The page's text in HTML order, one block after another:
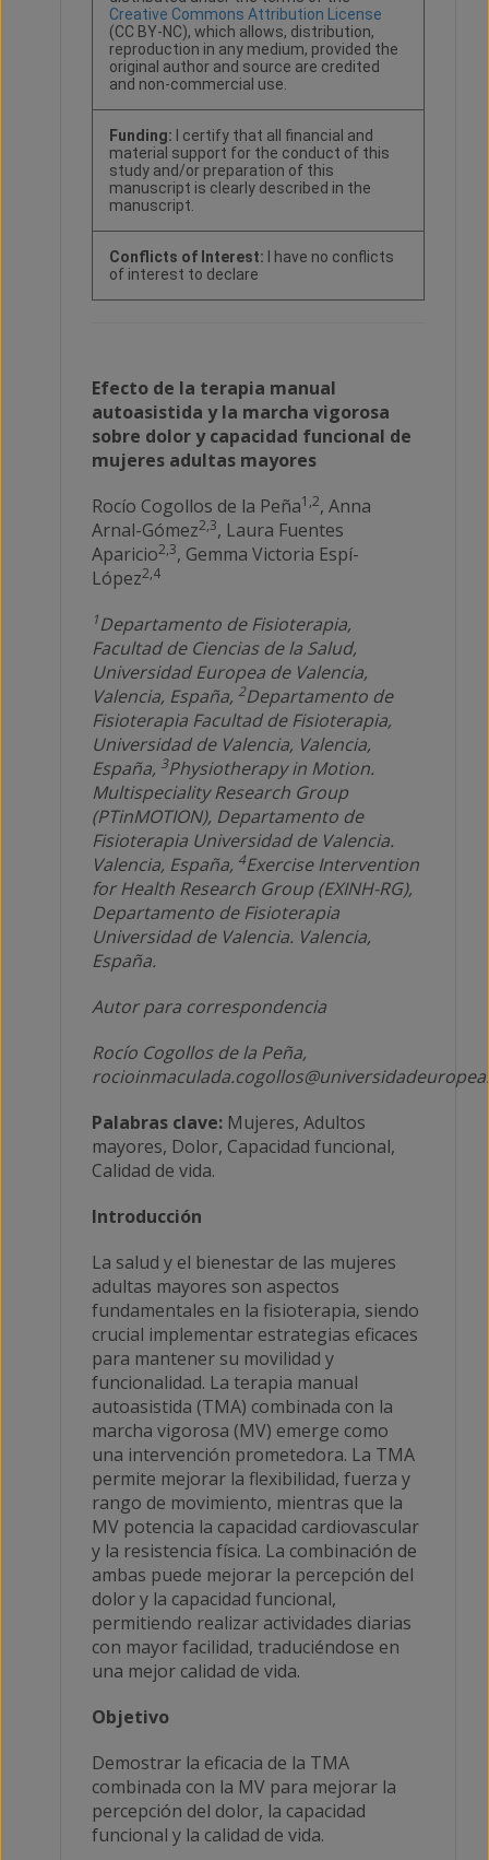
Creative Commons Attribution License
(CC BY-NC), which allows, distribution,
reproduction in any medium, provided the
original author and source are credited
and non-commercial use.
Funding:
I certify that all financial and
material support for the conduct of this
study and/or preparation of this
manuscript is clearly described in the
manuscript.
Conflicts of Interest:
I have no conflicts
of interest to declare
Efecto de la terapia manual
autoasistida y la marcha vigorosa
sobre dolor y capacidad funcional de
mujeres adultas mayores
Rocío Cogollos de la Peña1,2, Anna
Arnal-Gómez2,3, Laura Fuentes
Aparicio2,3, Gemma Victoria Espí-
López2,4
1Departamento de Fisioterapia,
Facultad de Ciencias de la Salud,
Universidad Europea de Valencia,
Valencia, España, 2Departamento de
Fisioterapia Facultad de Fisioterapia,
Universidad de Valencia, Valencia,
España, 3Physiotherapy in Motion.
Multispeciality Research Group
(PTinMOTION), Departamento de
Fisioterapia Universidad de Valencia.
Valencia, España, 4Exercise Intervention
for Health Research Group (EXINH-RG),
Departamento de Fisioterapia
Universidad de Valencia. Valencia,
España.
Autor para correspondencia
Rocío Cogollos de la Peña,
Palabras clave: Mujeres, Adultos
mayores, Dolor, Capacidad funcional,
Calidad de vida.
Introducción
La salud y el bienestar de las mujeres
adultas mayores son aspectos
fundamentales en la fisioterapia, siendo
crucial implementar estrategias eficaces
para mantener su movilidad y
funcionalidad. La terapia manual
autoasistida (TMA) combinada con la
marcha vigorosa (MV) emerge como
una intervención prometedora. La TMA
permite mejorar la flexibilidad, fuerza y
rango de movimiento, mientras que la
MV potencia la capacidad cardiovascular
y la resistencia física. La combinación de
ambas puede mejorar la percepción del
dolor y la capacidad funcional,
permitiendo realizar actividades diarias
con mayor facilidad, traduciéndose en
una mejor calidad de vida.
Objetivo
Demostrar la eficacia de la TMA
combinada con la MV para mejorar la
percepción del dolor, la capacidad
funcional y la calidad de vida.